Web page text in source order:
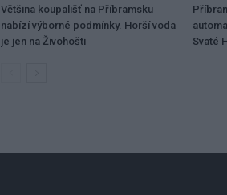
Většina koupališť na Příbramsku
nabízí výborné podmínky. Horší voda
je jen na Živohošti
Svaté